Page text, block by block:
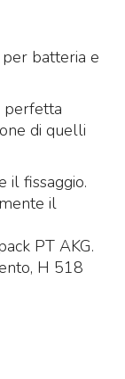
batteria e
perfetta
di quelli
il fissaggio.
il
PT AKG.
H 518